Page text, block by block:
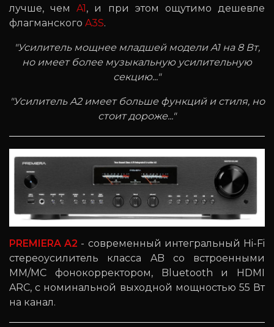
лучше, чемA1, и при этом ощутимо дешевле
флагманского A3S.
"Усилитель мощнее младшей модели A1 на 8 Вт,
но имеет более музыкальную усилительную
секцию..."
"Усилитель A2 имеет больше функций и стиля, но
стоит дороже..."
PREMIERA A2 - современный интегральный Hi-Fi
стереоусилитель класса AB со встроенными
MM/MC фонокорректором, Bluetooth и HDMI
ARC, с номинальной выходной мощностью 55 Вт
на канал.